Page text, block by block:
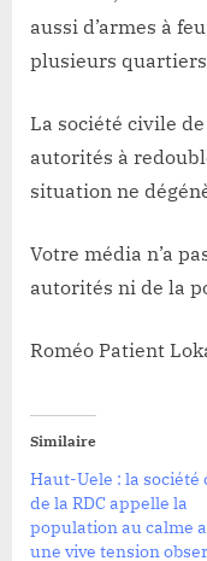
aussi d’armes à
plusieurs
La société civile
autorités à
situation ne
Votre média n’a
autorités ni de la
Roméo Patient
Similaire
Haut-Uele : la société
de la RDC appelle la
population au calme
une vive tension